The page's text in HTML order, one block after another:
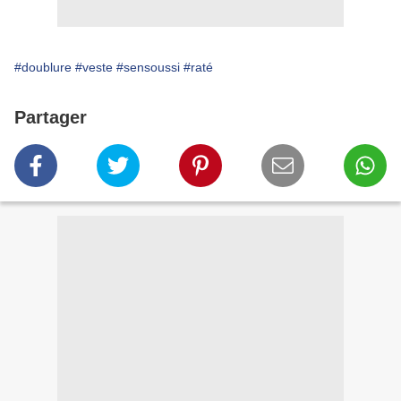
#doublure #veste #sensoussi #raté
Partager